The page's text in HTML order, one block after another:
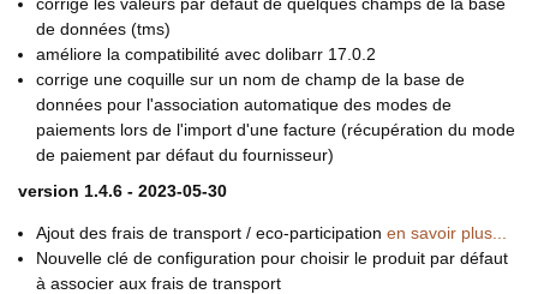
corrige les valeurs par défaut de quelques champs de la base
de données (tms)
améliore la compatibilité avec dolibarr 17.0.2
corrige une coquille sur un nom de champ de la base de
données pour l'association automatique des modes de
paiements lors de l'import d'une facture (récupération du mode
de paiement par défaut du fournisseur)
version 1.4.6 - 2023-05-30
Ajout des frais de transport / eco-participation en savoir plus...
Nouvelle clé de configuration pour choisir le produit par défaut
à associer aux frais de transport